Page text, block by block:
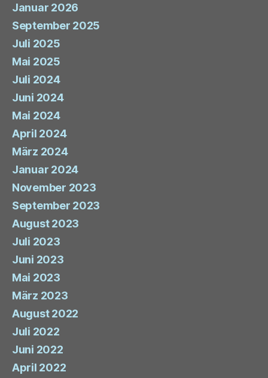
Januar 2026
September 2025
Juli 2025
Mai 2025
Juli 2024
Juni 2024
Mai 2024
April 2024
März 2024
Januar 2024
November 2023
September 2023
August 2023
Juli 2023
Juni 2023
Mai 2023
März 2023
August 2022
Juli 2022
Juni 2022
April 2022